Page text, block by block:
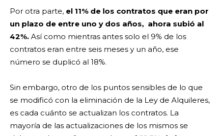
Por otra parte, el 11% de los contratos que eran por
un plazo de entre uno y dos años, ahora subió al
42%. Así como mientras antes solo el 9% de los
contratos eran entre seis meses y un año, ese
número se duplicó al 18%.
Sin embargo, otro de los puntos sensibles de lo que
se modificó con la eliminación de la Ley de Alquileres,
es cada cuánto se actualizan los contratos. La
mayoría de las actualizaciones de los mismos se